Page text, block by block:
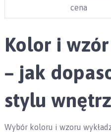
cena
Kolor i
– jak
stylu
Wybór koloru i wzoru